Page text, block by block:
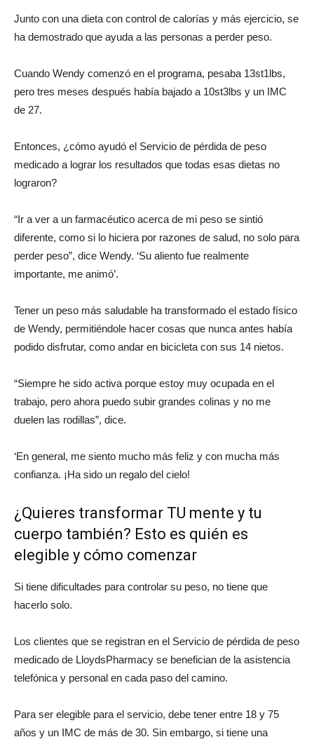
Junto con una dieta con control de calorías y más ejercicio, se
ha demostrado que ayuda a las personas a perder peso.
Cuando Wendy comenzó en el programa, pesaba 13st1lbs,
pero tres meses después había bajado a 10st3lbs y un IMC
de 27.
Entonces, ¿cómo ayudó el Servicio de pérdida de peso
medicado a lograr los resultados que todas esas dietas no
lograron?
“Ir a ver a un farmacéutico acerca de mi peso se sintió
diferente, como si lo hiciera por razones de salud, no solo para
perder peso”, dice Wendy. ‘Su aliento fue realmente
importante, me animó’.
Tener un peso más saludable ha transformado el estado físico
de Wendy, permitiéndole hacer cosas que nunca antes había
podido disfrutar, como andar en bicicleta con sus 14 nietos.
“Siempre he sido activa porque estoy muy ocupada en el
trabajo, pero ahora puedo subir grandes colinas y no me
duelen las rodillas”, dice.
‘En general, me siento mucho más feliz y con mucha más
confianza. ¡Ha sido un regalo del cielo!
¿Quieres transformar TU mente y tu
cuerpo también? Esto es quién es
elegible y cómo comenzar
Si tiene dificultades para controlar su peso, no tiene que
hacerlo solo.
Los clientes que se registran en el Servicio de pérdida de peso
medicado de LloydsPharmacy se benefician de la asistencia
telefónica y personal en cada paso del camino.
Para ser elegible para el servicio, debe tener entre 18 y 75
años y un IMC de más de 30. Sin embargo, si tiene una